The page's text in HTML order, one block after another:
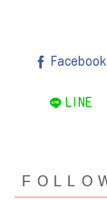
Facebook
LINE